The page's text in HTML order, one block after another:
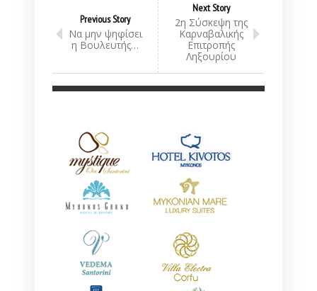
Previous Story
Να μην ψηφίσει
η Βουλευτής…
Next Story
2η Σύσκεψη της
Καρναβαλικής
Επιτροπής
Ληξουρίου